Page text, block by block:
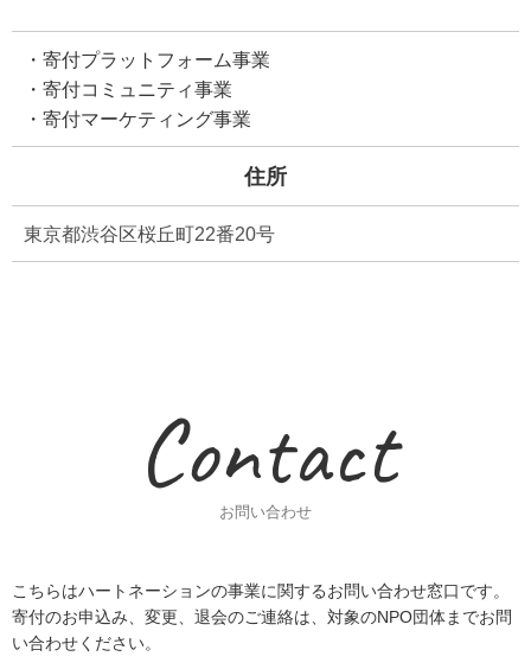
・寄付プラットフォーム事業
・寄付コミュニティ事業
・寄付マーケティング事業
住所
東京都渋谷区桜丘町22番20号
Contact
お問い合わせ
こちらはハートネーションの事業に関するお問い合わせ窓口です。
寄付のお申込み、変更、退会のご連絡は、対象のNPO団体までお問
い合わせください。